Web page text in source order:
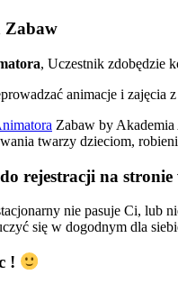
Zabaw
, Uczestnik zdobędzie
animacje i zajęcia
Zabaw by
twarzy dzieciom,
rejestracji na stronie
nie pasuje Ci, lub
się w dogodnym dla
!